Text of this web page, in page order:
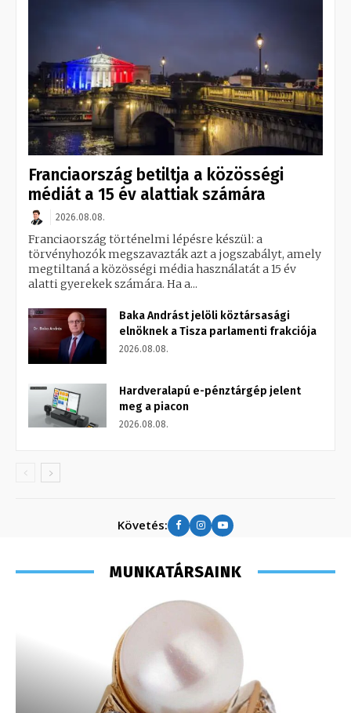
Franciaország betiltja a közösségi
médiát a 15 év alattiak számára
2026.08.08.
Franciaország történelmi lépésre készül: a
törvényhozók megszavazták azt a jogszabályt, amely
megtiltaná a közösségi média használatát a 15 év
alatti gyerekek számára. Ha a...
Baka Andrást jelöli köztársasági
elnöknek a Tisza parlamenti frakciója
2026.08.08.
Hardveralapú e-pénztárgép jelent
meg a piacon
2026.08.08.
Követés:
MUNKATÁRSAINK